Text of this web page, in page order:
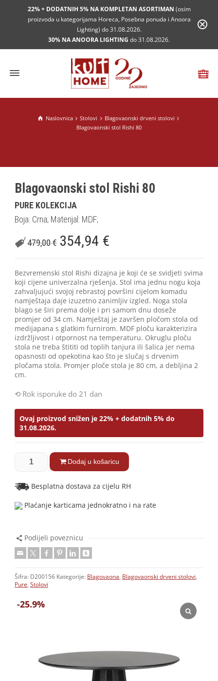
22% + DODATNIH 5% NA KOMPLETAN ASORTIMAN (osim
proizvoda u kategorijama Horeca, Posebna ponuda i Anoora
Lighting) do 31.08.2026.
30% NA ANOORA LIGHTING do 31.08.2026.
Naslovnica Stolovi
Blagovaonski drveni stolovi
Blagovaonski stol Rishi 80
-25.9%
Blagovaonski stol Rishi 80
PURE KOLEKCIJA
Boja: Crna; Materijal: MDF;
479,00€ 354,94 €
Bezvremenski stol Rishi dizajna je koji će se svidjeti svima
koji cijene univerzalna rješenja. Stol ima jednu nogu koja
zahvaljujući svojoj rebrastoj površini cijelom komadu
namještaja daje izuzetno zanimljiv izgled. Noga stola
blago se širi prema dolje i pri samom dnu doseže
promjer od 34 cm. Namještaj je završen pločom stola od
medijapana s glatkim furnirom. MDF ploču karakterizira
izdržljivost i otpornost na temperaturu. Okruglu ploču
stola ne treba štititi od toplih tanjura ili šalica jer nema
opasnosti od opekotina kao što je slučaj s drvenim
pločama stola. Promjer ploče stola je 80 cm, a debljina 2
cm.
Rok isporuke do 21 dan
Ovaj proizvod snižen je 22% + dodatnih 5% do
31.08.2026.
Dodaj u košaricu
Besplatna dostava za cijelu RH
Plaćanje karticama jednokratno i na rate
Podijeli poveznicu
Šifra: D200156 Kategorije: Blagovaona, Blagovaonski drveni stolovi,
Pure, Stolovi